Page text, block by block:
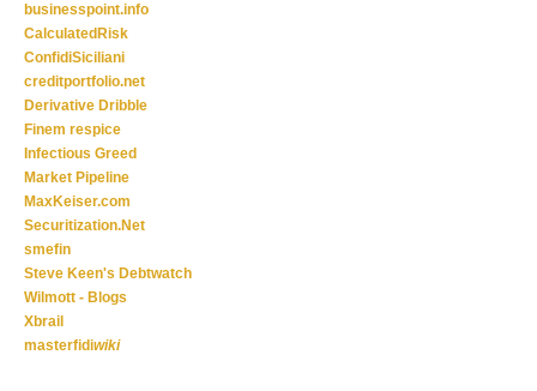
businesspoint.info
CalculatedRisk
ConfidiSiciliani
creditportfolio.net
Derivative Dribble
Finem respice
Infectious Greed
Market Pipeline
MaxKeiser.com
Securitization.Net
smefin
Steve Keen's Debtwatch
Wilmott - Blogs
Xbrail
masterfidiwiki